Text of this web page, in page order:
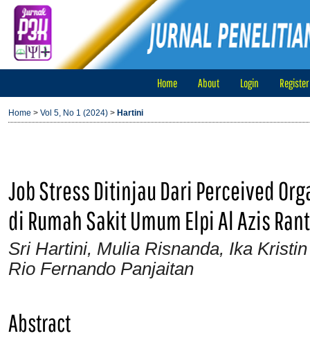
Home About Login Register
Home > Vol 5, No 1 (2024) > Hartini
Job Stress Ditinjau Dari Perceived
di Rumah Sakit Umum Elpi Al Azis
Sri Hartini, Mulia Risnanda, Ika
Rio Fernando Panjaitan
Abstract